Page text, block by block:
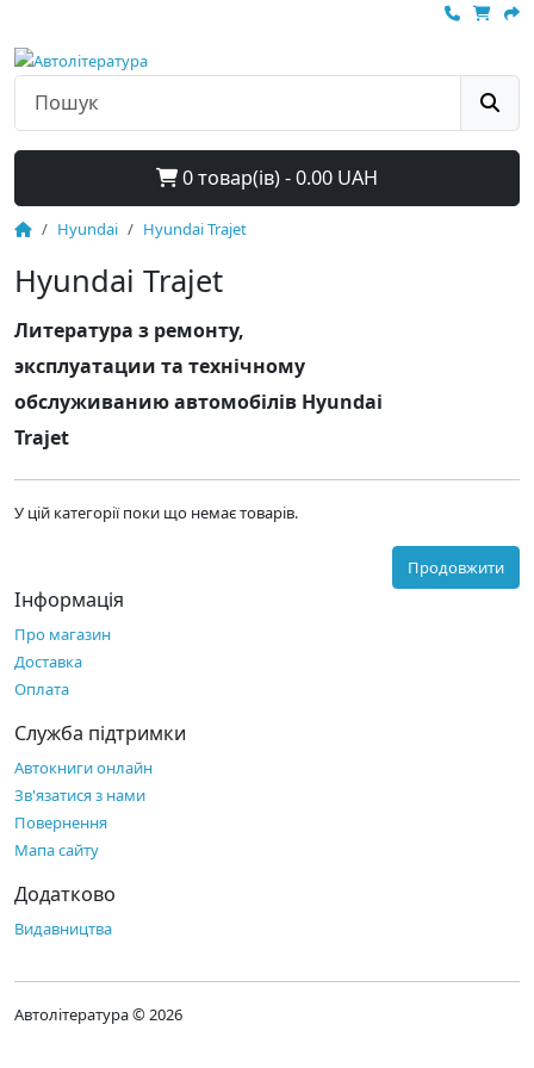
0 товар(ів) - 0.00 UAH
Hyundai Hyundai Trajet
Hyundai Trajet
Литература з ремонту,
эксплуатации та технічному
обслуживанию автомобілів Hyundai
Trajet
У цій категорії поки що немає товарів.
Продовжити
Інформація
Про магазин
Доставка
Оплата
Служба підтримки
Автокниги онлайн
Зв'язатися з нами
Повернення
Мапа сайту
Додатково
Видавництва
Автолітература © 2026